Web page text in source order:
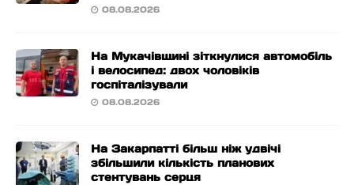
08.08.2026
На Мукачівщині зіткнулися автомобіль
і велосипед: двох чоловіків
госпіталізували
08.08.2026
На Закарпатті більш ніж удвічі
збільшили кількість планових
стентувань серця